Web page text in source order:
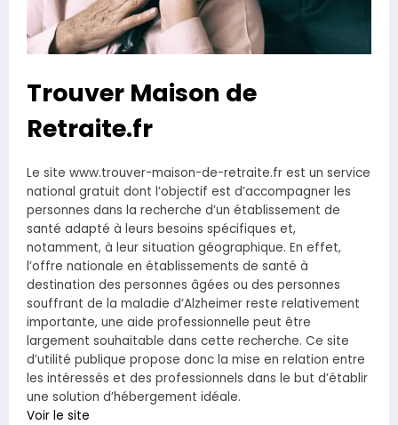
Trouver Maison de
Retraite.fr
Le site www.trouver-maison-de-retraite.fr est un service
national gratuit dont l’objectif est d’accompagner les
personnes dans la recherche d’un établissement de
santé adapté à leurs besoins spécifiques et,
notamment, à leur situation géographique. En effet,
l’offre nationale en établissements de santé à
destination des personnes âgées ou des personnes
souffrant de la maladie d’Alzheimer reste relativement
importante, une aide professionnelle peut être
largement souhaitable dans cette recherche. Ce site
d’utilité publique propose donc la mise en relation entre
les intéressés et des professionnels dans le but d’établir
une solution d’hébergement idéale.
Voir le site